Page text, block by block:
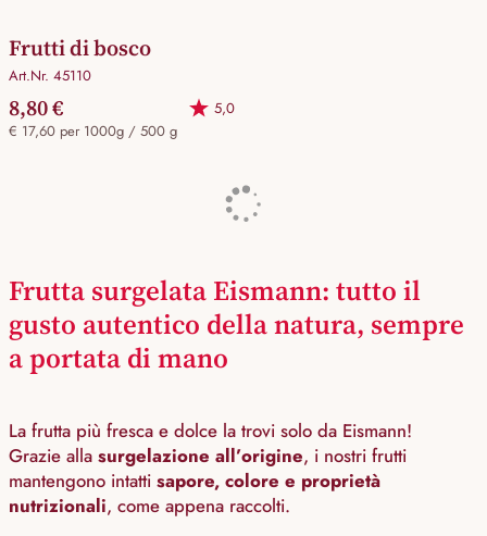
Frutti di bosco
Art.Nr. 45110
8,80 €
5,0
€ 17,60 per 1000g / 500 g
Frutta surgelata Eismann: tutto il
gusto autentico della natura, sempre
a portata di mano
La frutta più fresca e dolce la trovi solo da Eismann!
Grazie alla surgelazione all’origine, i nostri frutti
mantengono intatti sapore, colore e proprietà
nutrizionali, come appena raccolti.